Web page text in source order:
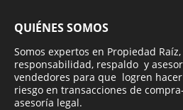
QUIÉNES SOMOS
Somos expertos en Propiedad
responsabilidad, respaldo y
vendedores para que logren
riesgo en transacciones de
asesoría legal.